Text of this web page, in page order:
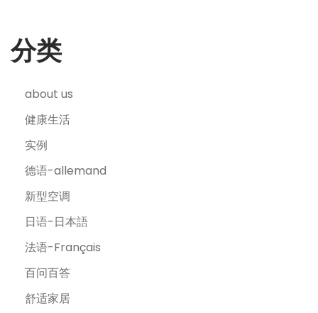
分类
about us
健康生活
实例
德语-allemand
新型空调
日语-日本語
法语-Français
百问百答
舒适家居